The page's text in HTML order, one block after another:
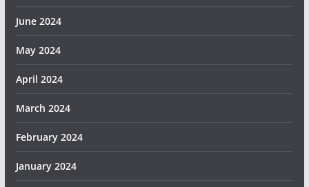
June 2024
May 2024
April 2024
March 2024
February 2024
January 2024